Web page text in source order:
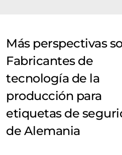
Más perspectivas
Fabricantes de
tecnología de la
producción para
etiquetas de
de Alemania